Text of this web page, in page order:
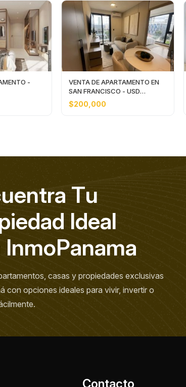
-
VENTA DE APARTAMENTO EN
SAN FRANCISCO - USD
200,000
$200,000
uentra Tu
iedad Ideal
InmoPanama
casas y propiedades exclusivas
con opciones ideales para vivir, invertir o
Contacto